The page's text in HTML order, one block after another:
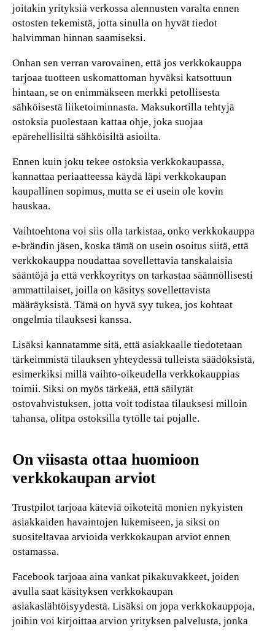
joitakin yrityksiä verkossa alennusten varalta ennen
ostosten tekemistä, jotta sinulla on hyvät tiedot
halvimman hinnan saamiseksi.
Onhan sen verran varovainen, että jos verkkokauppa
tarjoaa tuotteen uskomattoman hyväksi katsottuun
hintaan, se on enimmäkseen merkki petollisesta
sähköisestä liiketoiminnasta. Maksukortilla tehtyjä
ostoksia puolestaan kattaa ohje, joka suojaa
epärehellisiltä sähköisiltä asioilta.
Ennen kuin joku tekee ostoksia verkkokaupassa,
kannattaa periaatteessa käydä läpi verkkokaupan
kaupallinen sopimus, mutta se ei usein ole kovin
hauskaa.
Vaihtoehtona voi siis olla tarkistaa, onko verkkokauppa
e-brändin jäsen, koska tämä on usein osoitus siitä, että
verkkokauppa noudattaa sovellettavia tanskalaisia
sääntöjä ja että verkkoyritys on tarkastaa säännöllisesti
ammattilaiset, joilla on käsitys sovellettavista
määräyksistä. Tämä on hyvä syy tukea, jos kohtaat
ongelmia tilauksesi kanssa.
Lisäksi kannatamme sitä, että asiakkaalle tiedotetaan
tärkeimmistä tilauksen yhteydessä tulleista säädöksistä,
esimerkiksi millä vaihto-oikeudella verkkokauppias
toimii. Siksi on myös tärkeää, että säilytät
ostovahvistuksen, jotta voit todistaa tilauksesi milloin
tahansa, olitpa ostoksilla tytölle tai pojalle.
On viisasta ottaa huomioon
verkkokaupan arviot
Trustpilot tarjoaa käteviä oikoteitä monien nykyisten
asiakkaiden havaintojen lukemiseen, ja siksi on
suositeltavaa arvioida verkkokaupan arviot ennen
ostamassa.
Facebook tarjoaa aina vankat pikakuvakkeet, joiden
avulla saat käsityksen verkkokaupan
asiakaslähtöisyydestä. Lisäksi on jopa verkkokauppoja,
joihin voi kirjoittaa arvion yrityksen palvelusta, jonka